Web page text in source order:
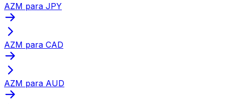
AZM para JPY
AZM para CAD
AZM para AUD